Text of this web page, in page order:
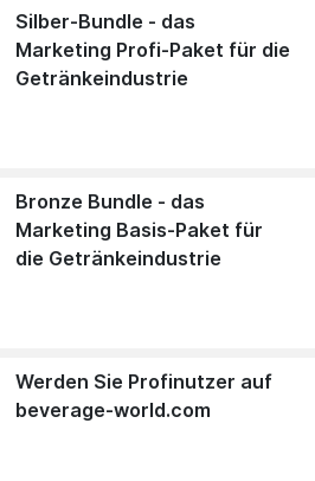
Silber-Bundle - das
Marketing Profi-Paket für die
Getränkeindustrie
Bronze Bundle - das
Marketing Basis-Paket für
die Getränkeindustrie
Werden Sie Profinutzer auf
beverage-world.com